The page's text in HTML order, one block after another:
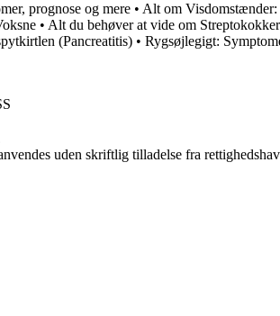
prognose og mere • Alt om
• Alt du behøver at vide om
(Pancreatitis) • Rygsøjlegigt:
uden skriftlig tilladelse fra